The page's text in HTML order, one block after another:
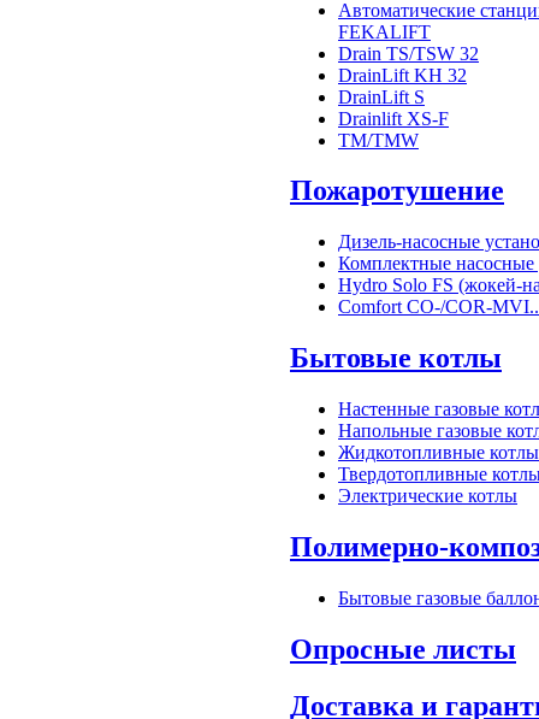
Автоматические
FEKALIFT
Drain TS/TSW 32
DrainLift KH 32
DrainLift S
Drainlift XS-F
TM/TMW
Пожаротушение
Дизель-насосные
Комплектные
Hydro Solo FS (жокей-
Comfort CO-/COR-
Бытовые котлы
Настенные газовые
Напольные газовые
Жидкотопливные котлы
Твердотопливные
Электрические котлы
Полимерно-
Бытовые газовые
Опросные листы
Доставка и